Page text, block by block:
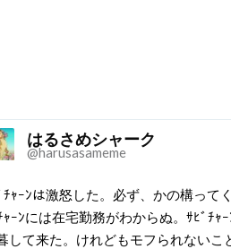
はるさめシャーク
@harusasameme
ﾁｬｰﾝは激怒した。必ず、かの構って
ｬｰﾝには在宅勤務がわからぬ。ｻﾋﾞﾁ
して来た。けれどもモフられないこ